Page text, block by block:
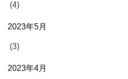
(4)
2023年5月
(3)
2023年4月